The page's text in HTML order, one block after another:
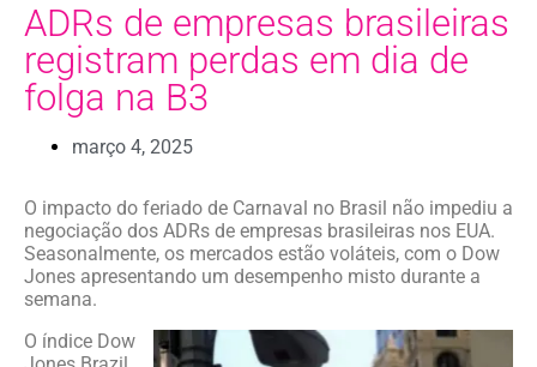
ADRs de empresas brasileiras
registram perdas em dia de
folga na B3
março 4, 2025
O impacto do feriado de Carnaval no Brasil não impediu a
negociação dos ADRs de empresas brasileiras nos EUA.
Seasonalmente, os mercados estão voláteis, com o Dow
Jones apresentando um desempenho misto durante a
semana.
O índice Dow